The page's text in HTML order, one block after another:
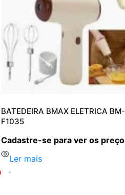
BATEDEIRA BMAX ELETRICA BM-
F1035
Cadastre-se para ver os
Ler mais